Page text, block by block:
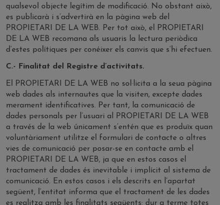
qualsevol objecte legítim de modificació. No obstant això,
es publicarà i s’advertirà en la pàgina web del
PROPIETARI DE LA WEB. Per tot això, el PROPIETARI
DE LA WEB recomana als usuaris la lectura periòdica
d’estes polítiques per conéixer els canvis que s’hi efectuen.
C.- Finalitat del Registre d’activitats.
El PROPIETARI DE LA WEB no sol·licita a la seua pàgina
web dades als internautes que la visiten, excepte dades
merament identificatives. Per tant, la comunicació de
dades personals per l’usuari al PROPIETARI DE LA WEB
a través de la web únicament s’entén que es produïx quan
voluntàriament utilitze el formulari de contacte o altres
vies de comunicació per posar-se en contacte amb el
PROPIETARI DE LA WEB, ja que en estos casos el
tractament de dades és inevitable i implícit al sistema de
comunicació. En estos casos i els descrits en l’apartat
següent, l’entitat informa que el tractament de les dades
es realitza amb les finalitats següents: dur a terme totes